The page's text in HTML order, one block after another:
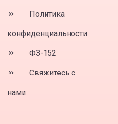
Политика
конфиденциальности
ФЗ-152
Свяжитесь с
нами